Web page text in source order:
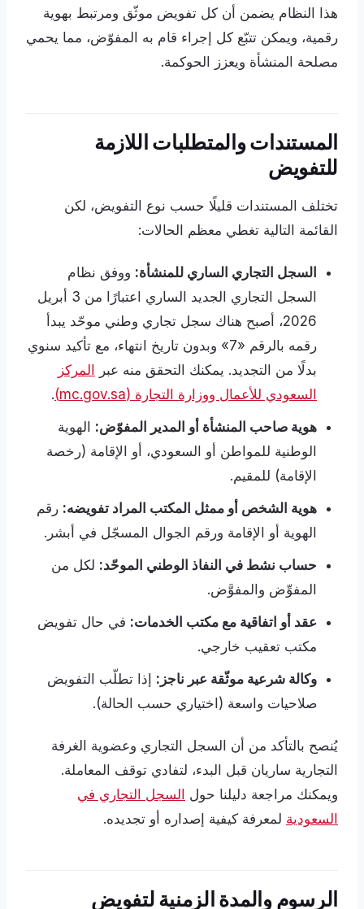
هذا النظام يضمن أن كل تفويض موثّق ومرتبط بهوية
رقمية، ويمكن تتبّع كل إجراء قام به المفوّض، مما يحمي
مصلحة المنشأة ويعزز الحوكمة.
المستندات والمتطلبات اللازمة
للتفويض
تختلف المستندات قليلًا حسب نوع التفويض، لكن
القائمة التالية تغطي معظم الحالات:
السجل التجاري الساري للمنشأة: ووفق نظام
السجل التجاري الجديد الساري اعتبارًا من 3 أبريل
2026، أصبح هناك سجل تجاري وطني موحّد يبدأ
رقمه بالرقم «7» وبدون تاريخ انتهاء، مع تأكيد سنوي
بدلًا من التجديد. يمكنك التحقق منه عبر
المركز
السعودي للأعمال ووزارة التجارة (mc.gov.sa)
.
هوية صاحب المنشأة أو المدير المفوّض: الهوية
الوطنية للمواطن أو السعودي، أو الإقامة (رخصة
الإقامة) للمقيم.
هوية الشخص أو ممثل المكتب المراد تفويضه: رقم
الهوية أو الإقامة ورقم الجوال المسجّل في أبشر.
حساب نشط في النفاذ الوطني الموحّد: لكل من
المفوِّض والمفوَّض.
عقد أو اتفاقية مع مكتب الخدمات: في حال تفويض
مكتب تعقيب خارجي.
وكالة شرعية موثّقة عبر ناجز: إذا تطلّب التفويض
صلاحيات واسعة (اختياري حسب الحالة).
يُنصح بالتأكد من أن السجل التجاري وعضوية الغرفة
التجارية ساريان قبل البدء، لتفادي توقف المعاملة.
ويمكنك مراجعة دليلنا حول السجل التجاري في
السعودية لمعرفة كيفية إصداره أو تجديده.
الرسوم والمدة الزمنية لتفويض